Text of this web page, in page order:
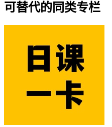
可替代的同类专栏